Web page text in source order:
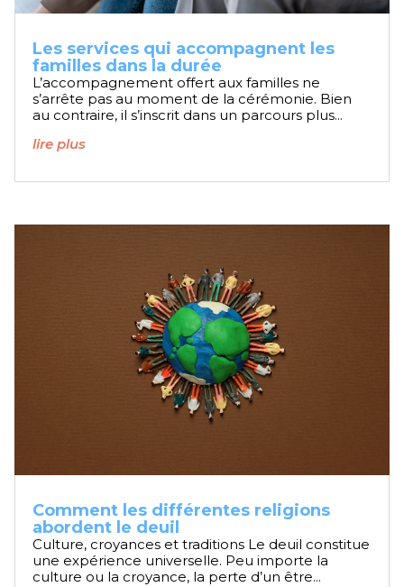
Les services qui accompagnent les
familles dans la durée
L’accompagnement offert aux familles ne
s’arrête pas au moment de la cérémonie. Bien
au contraire, il s’inscrit dans un parcours plus...
lire plus
Comment les différentes religions
abordent le deuil
Culture, croyances et traditions Le deuil constitue
une expérience universelle. Peu importe la
culture ou la croyance, la perte d’un être...